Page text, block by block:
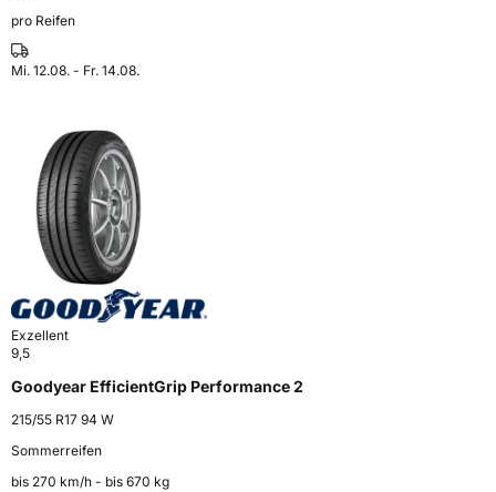
pro Reifen
Mi. 12.08. - Fr. 14.08.
Exzellent
9,5
Goodyear EfficientGrip Performance 2
215/55 R17 94 W
Sommerreifen
bis 270 km⁠/⁠h - bis 670 kg